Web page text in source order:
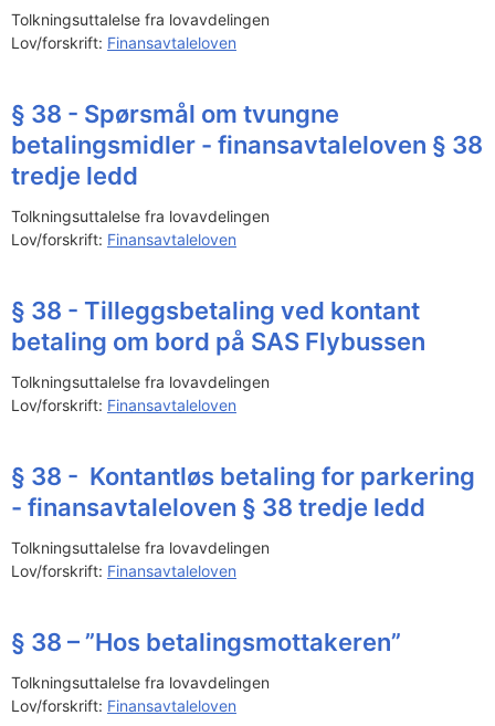
Tolkningsuttalelse fra lovavdelingen
Lov/forskrift: Finansavtaleloven
§ 38 - Spørsmål om tvungne
betalingsmidler - finansavtaleloven § 38
tredje ledd
Tolkningsuttalelse fra lovavdelingen
Lov/forskrift: Finansavtaleloven
§ 38 - Tilleggsbetaling ved kontant
betaling om bord på SAS Flybussen
Tolkningsuttalelse fra lovavdelingen
Lov/forskrift: Finansavtaleloven
§ 38 - Kontantløs betaling for parkering
- finansavtaleloven § 38 tredje ledd
Tolkningsuttalelse fra lovavdelingen
Lov/forskrift: Finansavtaleloven
§ 38 – ”Hos betalingsmottakeren”
Tolkningsuttalelse fra lovavdelingen
Lov/forskrift: Finansavtaleloven